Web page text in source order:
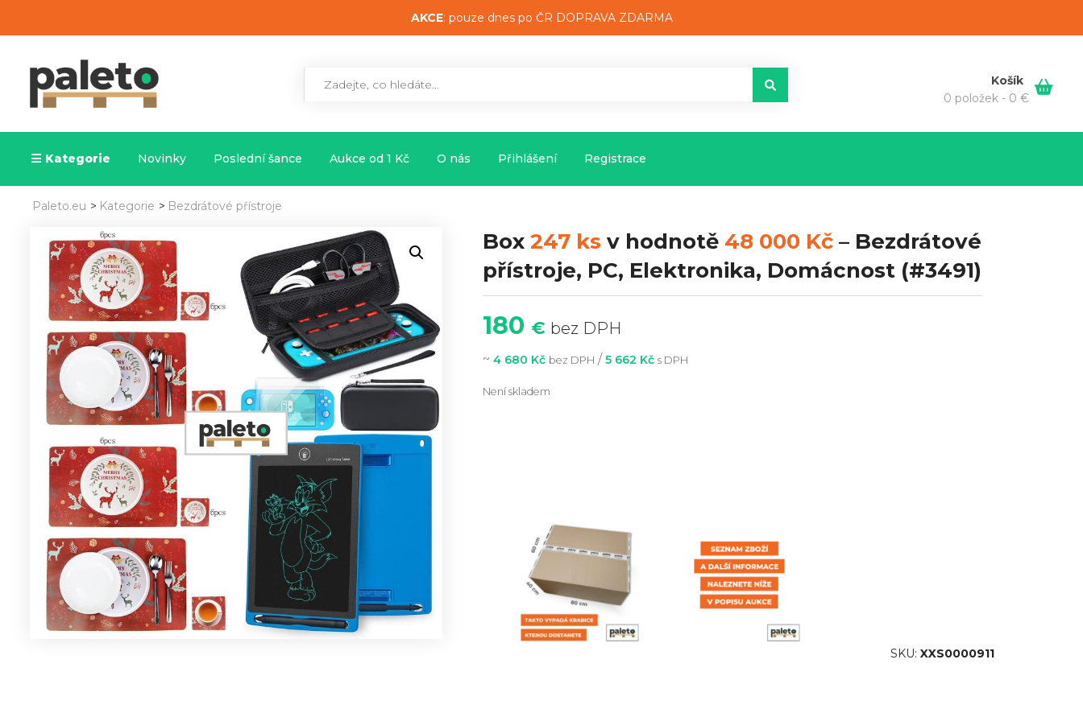
AKCE: pouze dnes po ČR DOPRAVA ZDARMA
Košík
0 položek - 0 €
Kategorie Novinky Poslední šance Aukce od 1 Kč O nás Přihlášení Registrace
Paleto.eu > Kategorie > Bezdrátové přístroje
SKU: XXS0000911
Box 247 ks v hodnotě 48 000 Kč– Bezdrátové
přístroje, PC, Elektronika, Domácnost(#3491)
180 € bez DPH
~ 4 680 Kč bez DPH / 5 662 Kč s DPH
Není skladem